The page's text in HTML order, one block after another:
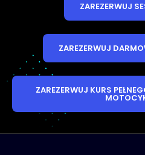
ZAREZERWUJ
ZAREZERWUJ
ZAREZERWUJ KURS